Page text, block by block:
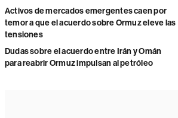
Activos de mercados emergentes caen por
temor a que el acuerdo sobre Ormuz eleve las
tensiones
Dudas sobre el acuerdo entre Irán y Omán
para reabrir Ormuz impulsan al petróleo